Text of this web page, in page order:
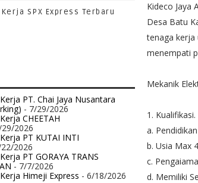
SPX Express Terbaru
PT. Chai Jaya Nusantara
- 7/29/2026
CHEETAH
2026
PT KUTAI INTI
2026
PT GORAYA TRANS
- 7/7/2026
Himeji Express - 6/18/2026
Kideco Jaya
Desa Batu
tenaga kerja
menempati
Mekanik
1. Kualifikasi.
a.
b. Usia Max
c.
d. Memiliki